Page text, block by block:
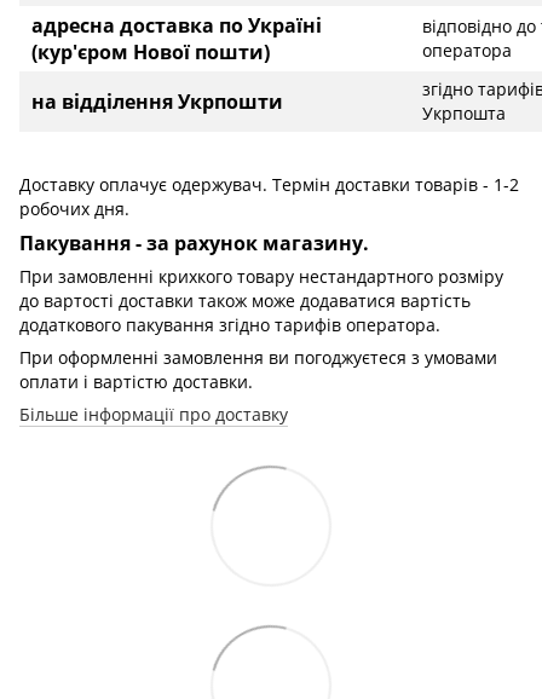
адресна доставка по Україні
(кур'єром Нової пошти)
відповідно
оператора
на відділення Укрпошти
згідно
Укрпошта
Доставку оплачує одержувач. Термін доставки товарів - 1-2
робочих дня.
Пакування - за рахунок магазину.
При замовленні крихкого товару нестандартного розміру
до вартості доставки також може додаватися вартість
додаткового пакування згідно тарифів оператора.
При оформленні замовлення ви погоджуєтеся з умовами
оплати і вартістю доставки.
Більше інформації про доставку